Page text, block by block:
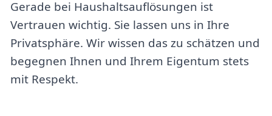
Gerade bei Haushaltsauflösungen ist
Vertrauen wichtig. Sie lassen uns in Ihre
Privatsphäre. Wir wissen das zu schätzen und
begegnen Ihnen und Ihrem Eigentum stets
mit Respekt.